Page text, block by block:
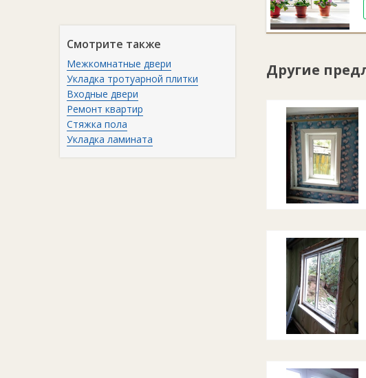
Смотрите также
Межкомнатные двери
Укладка тротуарной плитки
Входные двери
Ремонт квартир
Стяжка пола
Укладка ламината
Другие